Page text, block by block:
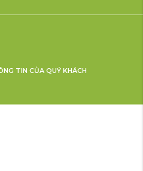
TIN CỦA QUÝ KHÁCH